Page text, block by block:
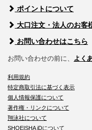
ポイントについて
大口注文・法人のお客
お問い合わせはこちら
お問い合わせの前に、 よく
利用規約
特定商取引法に基づく表示
個人情報保護について
著作権・リンクについて
翔泳社について
SHOEISHA iDについて